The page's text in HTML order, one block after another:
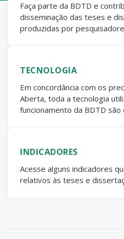
Faça parte da BDTD e
disseminação das teses e
produzidas por
TECNOLOGIA
Em concordância com os
Aberta, toda a tecnologia
funcionamento da BDTD são
INDICADORES
Acesse alguns indicadores
relativos às teses e